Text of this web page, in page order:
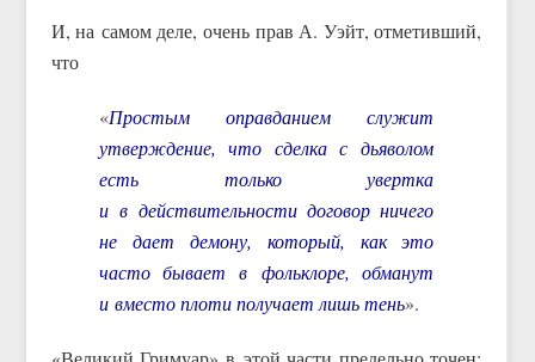
И, на самом деле, очень прав А. Уэйт, отметивший,
что
«Простым оправданием служит
утверждение, что сделка с дьяволом
есть только увертка
и в действительности договор ничего
не дает демону, который, как это
часто бывает в фольклоре, обманут
и вместо плоти получает лишь тень».